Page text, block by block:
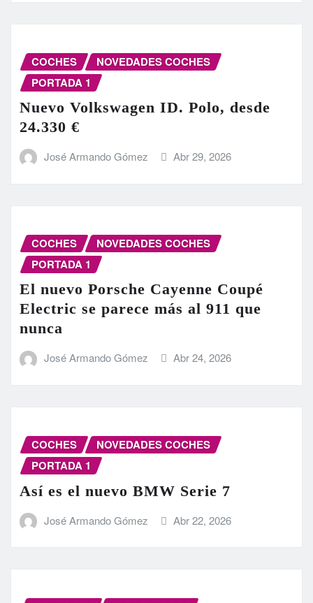
COCHES
NOVEDADES COCHES
PORTADA 1
Nuevo Volkswagen ID. Polo, desde
24.330 €
José Armando Gómez Abr 29, 2026
COCHES
NOVEDADES COCHES
PORTADA 1
El nuevo Porsche Cayenne Coupé
Electric se parece más al 911 que
nunca
José Armando Gómez Abr 24, 2026
COCHES
NOVEDADES COCHES
PORTADA 1
Así es el nuevo BMW Serie 7
José Armando Gómez Abr 22, 2026